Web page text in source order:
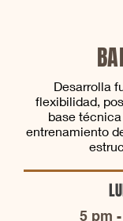
Desarrolla
flexibilidad,
base
entrenamiento
5 pm -